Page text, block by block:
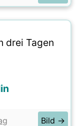
drei Tagen
Bild →